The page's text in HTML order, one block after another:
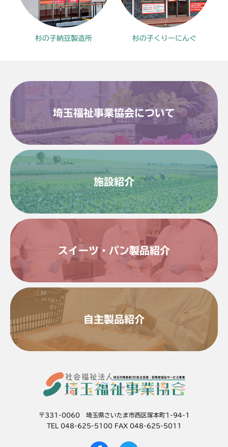
杉の子納豆製造所 杉の子くりーにんぐ
埼玉福祉事業協会について
施設紹介
スイーツ・パン製品紹介
自主製品紹介
〒331-0060 埼玉県さいたま市西区塚本町1-94-1
TEL 048-625-5100 FAX 048-625-5011